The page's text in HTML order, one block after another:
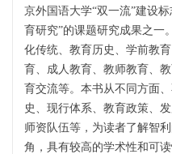
京外国语大学“双一流”建设
育研究”的课题研究成果之一
化传统、教育历史、学前教
育、成人教育、教师教育、
育交流等。本书从不同方面
史、现行体系、教育政策、
师资队伍等，为读者了解智
角，具有较高的学术性和可